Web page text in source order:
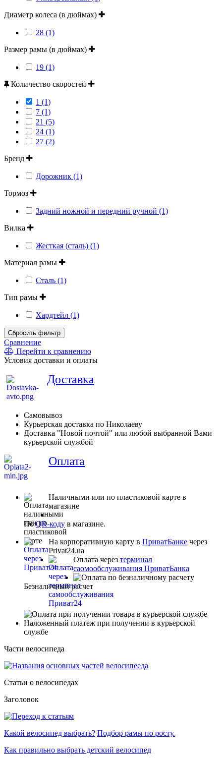
Диаметр колеса (в дюймах)
28 (1)
Размер рамы (в дюймах)
19 (1)
Количество скоростей
1 (1)
7 (1)
21 (5)
24 (1)
27 (2)
Бренд
Дорожник (1)
Тормоз
Задний ножной и передний ручной (1)
Вилка
Жесткая (сталь) (1)
Материал рамы
Сталь (1)
Тип рамы
Хардтейл (1)
Сбросить фильтр
Сравнение
Перейти к сравнению
Условия доставки и оплаты
Доставка
Самовывоз
Курьерская доставка по Николаеву
Доставка "Новой почтой" или любой выбранной Вами
курьерской службой
Оплата
Наличными или по пластиковой карте в
магазине
ПоQR-коду в магазине.
На корпоративную карту в ПриватБанке через
Privat24.ua
Оплата через терминал
саомообслуживания ПриватБанка
Безналичный расчет
Наложенный платеж при получении в курьерской
службе
Части велосипеда
Статьи о велосипедах
Заголовок
Какой велосипед выбрать? Подбор рамы по росту.
Как правильно выбрать детский велосипед